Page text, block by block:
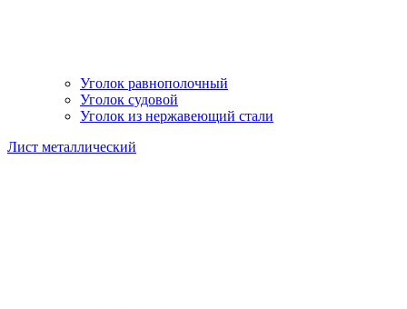
Уголок равнополочный
Уголок судовой
Уголок из нержавеющий стали
Лист металлический